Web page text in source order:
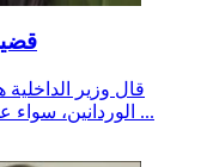
قال وزير
الوردانين، سواء على مستوى المحكمة الابتدائية بالمنستير أو ...